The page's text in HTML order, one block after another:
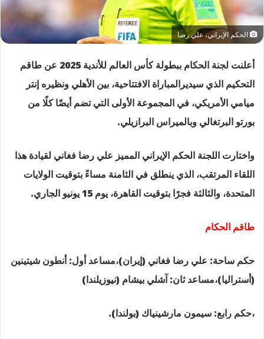
الحكم الإيراني، علي رضا
أعلنت لجنة الحكام ببطولة كأس العالم للأندية 2025 عن طاقم
التحكيم الذي سيديرالمباراة الافتتاحية، بين الأهلي ونظيره إنتر
ميامي الأمريكي، في المجموعة الأولى التي تضم أيضًا كلًا من
بورتو البرتغالي وبالميراس البرازيلي.
واختارت اللجنة الحكم الإيراني المميز علي رضا فغاني لقيادة هذا
اللقاء المرتقب، الذي ينطلق في الثامنة مساءً بتوقيت الولايات
المتحدة، والثالثة فجرًا بتوقيت القاهرة، يوم 15 يونيو الجاري.
طاقم الحكام
حكم ساحة: علي رضا فغاني (إيران)،مساعد أول: أنطون شيتينين
(أستراليا)،مساعد ثان: آشلي بيشام (نيوزيلندا)
،حكم رابع: سيمون مارشينياك (بولندا).